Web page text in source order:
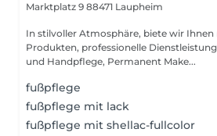
Marktplatz 9 88471 Laupheim
In stilvoller Atmosphäre, biete wir
Produkten, professionelle
und Handpflege, Permanent Make...
fußpflege
fußpflege mit lack
fußpflege mit shellac-fullcolor